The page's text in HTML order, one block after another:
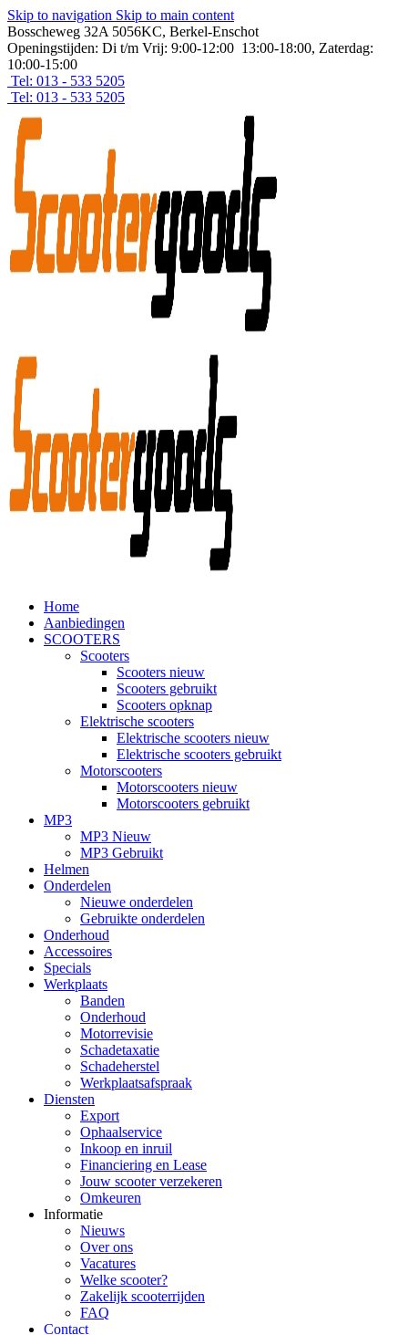
Skip to navigation Skip to main content
Bosscheweg 32A 5056KC, Berkel-Enschot
Openingstijden: Di t/m Vrij: 9:00-12:00 13:00-18:00, Zaterdag:
10:00-15:00
Tel: 013 - 533 5205
Tel: 013 - 533 5205
Home
Aanbiedingen
SCOOTERS
Scooters
Scooters nieuw
Scooters gebruikt
Scooters opknap
Elektrische scooters
Elektrische scooters nieuw
Elektrische scooters gebruikt
Motorscooters
Motorscooters nieuw
Motorscooters gebruikt
MP3
MP3 Nieuw
MP3 Gebruikt
Helmen
Onderdelen
Nieuwe onderdelen
Gebruikte onderdelen
Onderhoud
Accessoires
Specials
Werkplaats
Banden
Onderhoud
Motorrevisie
Schadetaxatie
Schadeherstel
Werkplaatsafspraak
Diensten
Export
Ophaalservice
Inkoop en inruil
Financiering en Lease
Jouw scooter verzekeren
Omkeuren
Informatie
Nieuws
Over ons
Vacatures
Welke scooter?
Zakelijk scooterrijden
FAQ
Contact